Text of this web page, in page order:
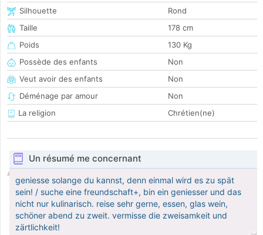
Silhouette
Rond
Taille
178 cm
Poids
130 Kg
Possède des enfants
Non
Veut avoir des enfants
Non
Déménage par amour
Non
La religion
Chrétien(ne)
Un résumé me concernant
geniesse solange du kannst, denn einmal wird es zu spät
sein! / suche eine freundschaft+, bin ein geniesser und das
nicht nur kulinarisch. reise sehr gerne, essen, glas wein,
schöner abend zu zweit. vermisse die zweisamkeit und
zärtlichkeit!